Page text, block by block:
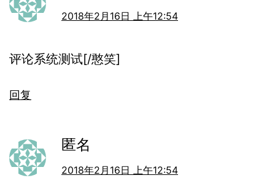
2018年2月16日 上午12:54
评论系统测试[/憨笑]
回复
匿名
2018年2月16日 上午12:54